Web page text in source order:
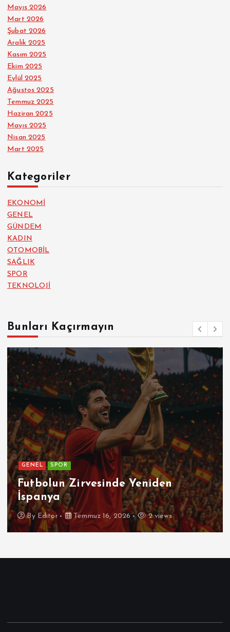
Mayıs 2026
Mart 2026
Şubat 2026
Aralık 2025
Kasım 2025
Ekim 2025
Eylül 2025
Ağustos 2025
Temmuz 2025
Haziran 2025
Mayıs 2025
Nisan 2025
Mart 2025
Kategoriler
EKONOMİ
GENEL
GÜNDEM
KADIN
OTOMOBİL
SAĞLIK
SPOR
TEKNOLOJİ
Bunları Kaçırmayın
GENEL
Patetik Nedir ?
By Editor Temmuz 7, 2026 4 views